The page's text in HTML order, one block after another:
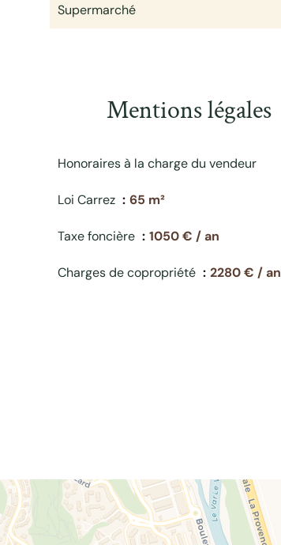
Supermarché
Mentions légales
Honoraires à la charge du vendeur
Loi Carrez 65 m²
Taxe foncière 1050 € / an
Charges de copropriété 2280 € / an